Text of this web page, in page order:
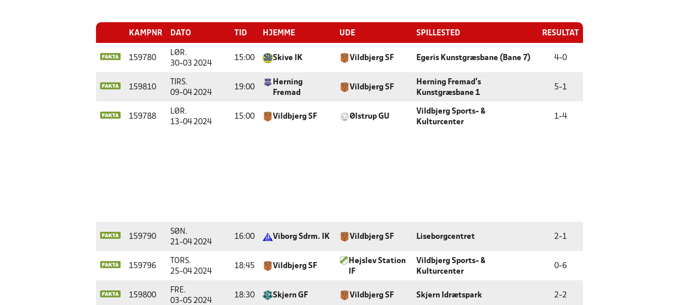
KAMPNR DATO TID HJEMME UDE SPILLESTED RESULTAT
159780
LØR.
30-03 2024
15:00 Skive IK Vildbjerg SF Egeris Kunstgræsbane (Bane 7) 4-0
159810
TIRS.
09-04 2024
19:00
Herning
Fremad
Vildbjerg SF
Herning Fremad's
Kunstgræsbane 1
5-1
159788
LØR.
13-04 2024
15:00 Vildbjerg SF Ølstrup GU
Vildbjerg Sports- &
Kulturcenter
1-4
159790
SØN.
21-04 2024
16:00 Viborg Sdrm. IK Vildbjerg SF Liseborgcentret 2-1
159796
TORS.
25-04 2024
18:45 Vildbjerg SF
Højslev Station
IF
Vildbjerg Sports- &
Kulturcenter
0-6
159800
FRE.
03-05 2024
18:30 Skjern GF Vildbjerg SF Skjern Idrætspark 2-2